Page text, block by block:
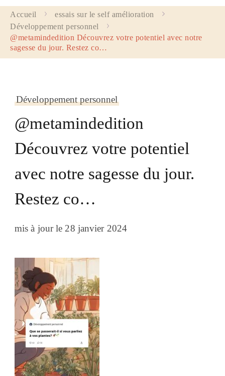
Accueil
essais sur le self amélioration
Développement personnel
@metamindedition Découvrez votre potentiel avec notre
sagesse du jour. Restez co…
Développement personnel
@metamindedition
Découvrez votre potentiel
avec notre sagesse du jour.
Restez co…
mis à jour le 28 janvier 2024